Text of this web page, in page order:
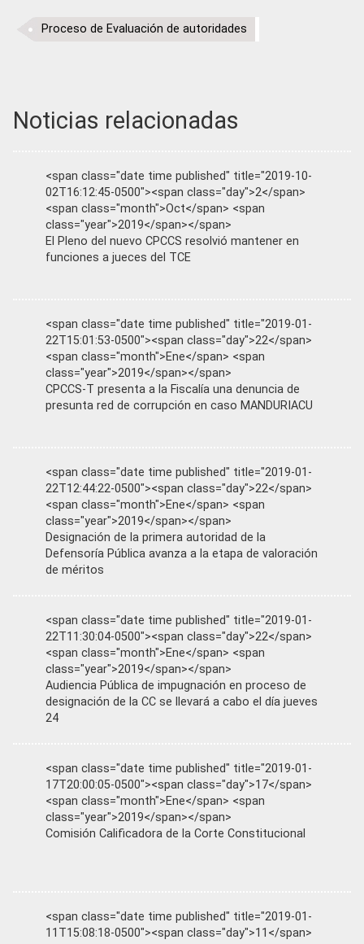
Proceso de Evaluación de autoridades
Noticias relacionadas
<span class="date time published" title="2019-10-
02T16:12:45-0500"><span class="day">2</span>
<span class="month">Oct</span> <span
class="year">2019</span></span>
El Pleno del nuevo CPCCS resolvió mantener en
funciones a jueces del TCE
<span class="date time published" title="2019-01-
22T15:01:53-0500"><span class="day">22</span>
<span class="month">Ene</span> <span
class="year">2019</span></span>
CPCCS-T presenta a la Fiscalía una denuncia de
presunta red de corrupción en caso MANDURIACU
<span class="date time published" title="2019-01-
22T12:44:22-0500"><span class="day">22</span>
<span class="month">Ene</span> <span
class="year">2019</span></span>
Designación de la primera autoridad de la
Defensoría Pública avanza a la etapa de valoración
de méritos
<span class="date time published" title="2019-01-
22T11:30:04-0500"><span class="day">22</span>
<span class="month">Ene</span> <span
class="year">2019</span></span>
Audiencia Pública de impugnación en proceso de
designación de la CC se llevará a cabo el día jueves
24
<span class="date time published" title="2019-01-
17T20:00:05-0500"><span class="day">17</span>
<span class="month">Ene</span> <span
class="year">2019</span></span>
Comisión Calificadora de la Corte Constitucional
<span class="date time published" title="2019-01-
11T15:08:18-0500"><span class="day">11</span>